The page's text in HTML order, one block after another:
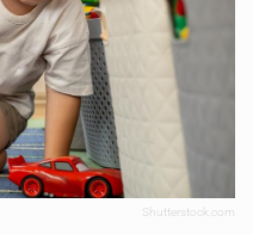
Shutterstock.com